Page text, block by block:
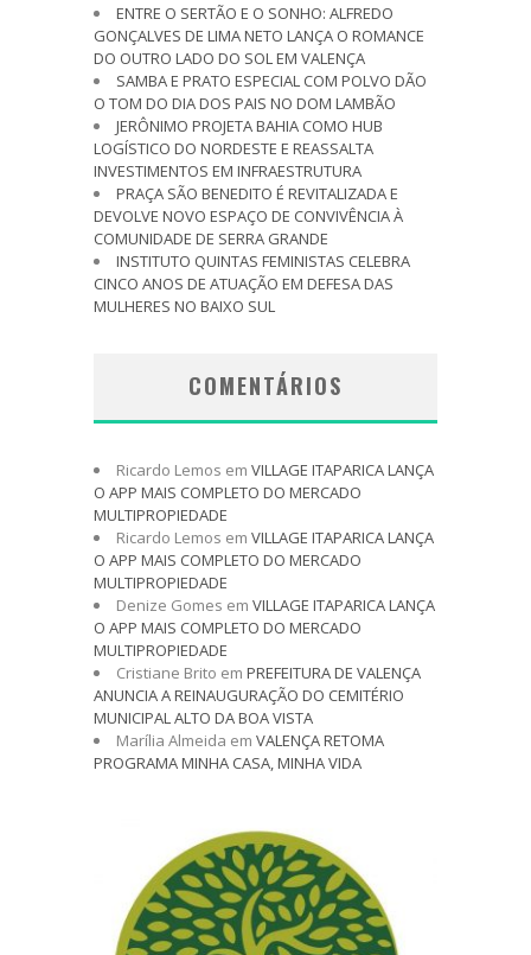
ENTRE O SERTÃO E O SONHO: ALFREDO
GONÇALVES DE LIMA NETO LANÇA O ROMANCE
DO OUTRO LADO DO SOL EM VALENÇA
SAMBA E PRATO ESPECIAL COM POLVO DÃO
O TOM DO DIA DOS PAIS NO DOM LAMBÃO
JERÔNIMO PROJETA BAHIA COMO HUB
LOGÍSTICO DO NORDESTE E REASSALTA
INVESTIMENTOS EM INFRAESTRUTURA
PRAÇA SÃO BENEDITO É REVITALIZADA E
DEVOLVE NOVO ESPAÇO DE CONVIVÊNCIA À
COMUNIDADE DE SERRA GRANDE
INSTITUTO QUINTAS FEMINISTAS CELEBRA
CINCO ANOS DE ATUAÇÃO EM DEFESA DAS
MULHERES NO BAIXO SUL
COMENTÁRIOS
Ricardo Lemos em VILLAGE ITAPARICA LANÇA
O APP MAIS COMPLETO DO MERCADO
MULTIPROPIEDADE
Ricardo Lemos em VILLAGE ITAPARICA LANÇA
O APP MAIS COMPLETO DO MERCADO
MULTIPROPIEDADE
Denize Gomes em VILLAGE ITAPARICA LANÇA
O APP MAIS COMPLETO DO MERCADO
MULTIPROPIEDADE
Cristiane Brito em PREFEITURA DE VALENÇA
ANUNCIA A REINAUGURAÇÃO DO CEMITÉRIO
MUNICIPAL ALTO DA BOA VISTA
Marília Almeida em VALENÇA RETOMA
PROGRAMA MINHA CASA, MINHA VIDA